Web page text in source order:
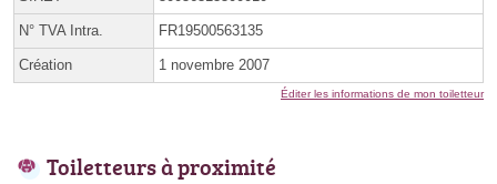
N° TVA Intra. FR19500563135
Création 1 novembre 2007
Éditer les informations de mon toiletteur
Toiletteurs à proximité